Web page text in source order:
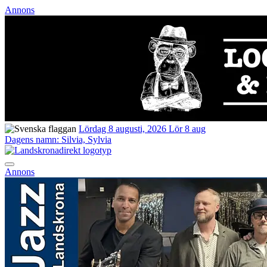
Annons
Lördag 8 augusti, 2026 Lör 8 aug
Dagens namn: Silvia, Sylvia
Annons